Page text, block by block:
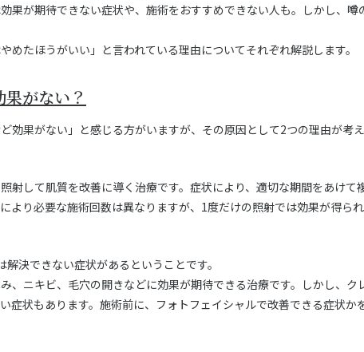
果が期待できない症状や、施術をおすすめできない人も。しかし、噂
めたほうがいい」と言われている理由についてそれぞれ解説します。
がない？
効果がない」と感じる方がいますが、その原因として2つの理由が考え
射して肌質を改善に導く治療です。症状により、適切な期間をあけて
より必要な施術回数は異なりますが、1度だけの照射では効果が得ら
決できない症状があるということです。
、ニキビ、毛穴の開きなどに効果が期待できる治療です。しかし、ク
症状もあります。施術前に、フォトフェイシャルで改善できる症状か